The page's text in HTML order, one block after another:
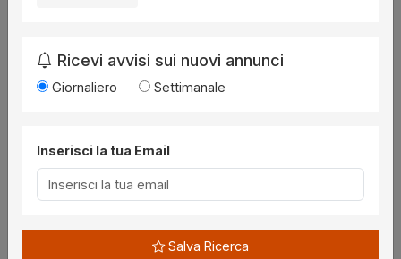
da€ 372.000,00
Ricevi avvisi sui nuovi annunci
Giornaliero Settimanale
Inserisci la tua Email
Salva Ricerca